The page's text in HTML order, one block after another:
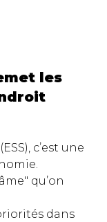
les
c’est une
qu’on
dans